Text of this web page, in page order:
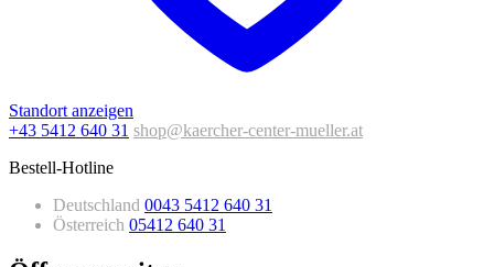
Standort anzeigen
+43 5412 640 31 shop@kaercher-center-mueller.at
Bestell-Hotline
Deutschland 0043 5412 640 31
Österreich 05412 640 31